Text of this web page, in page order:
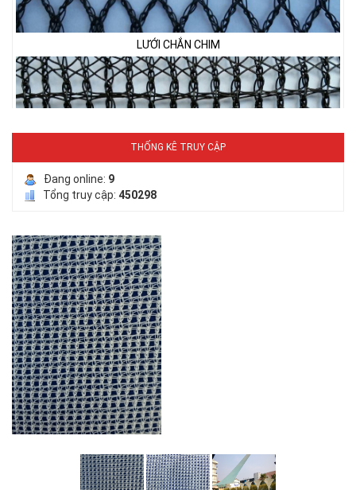
LƯỚI HÀNG RÀO HÌNH VUÔNG
THỐNG KÊ TRUY CẬP
Đang online: 9
Tổng truy cập: 450298